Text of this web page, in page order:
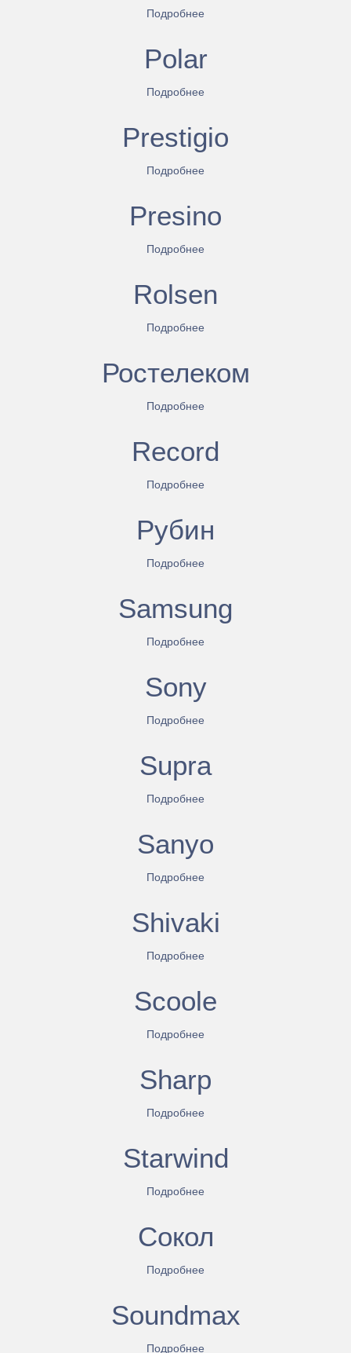
Подробнее
Polar
Подробнее
Prestigio
Подробнее
Presino
Подробнее
Rolsen
Подробнее
Ростелеком
Подробнее
Record
Подробнее
Рубин
Подробнее
Samsung
Подробнее
Sony
Подробнее
Supra
Подробнее
Sanyo
Подробнее
Shivaki
Подробнее
Scoole
Подробнее
Sharp
Подробнее
Starwind
Подробнее
Сокол
Подробнее
Soundmax
Подробнее